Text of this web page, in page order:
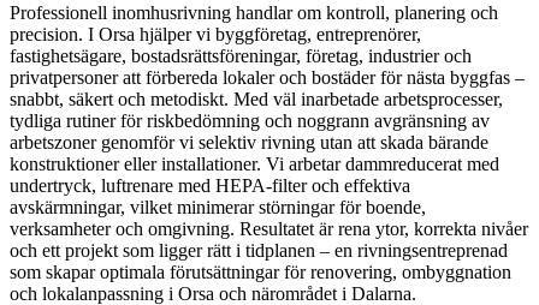
Professionell inomhusrivning handlar om kontroll, planering och
precision. I Orsa hjälper vi byggföretag, entreprenörer,
fastighetsägare, bostadsrättsföreningar, företag, industrier och
privatpersoner att förbereda lokaler och bostäder för nästa byggfas –
snabbt, säkert och metodiskt. Med väl inarbetade arbetsprocesser,
tydliga rutiner för riskbedömning och noggrann avgränsning av
arbetszoner genomför vi selektiv rivning utan att skada bärande
konstruktioner eller installationer. Vi arbetar dammreducerat med
undertryck, luftrenare med HEPA-filter och effektiva
avskärmningar, vilket minimerar störningar för boende,
verksamheter och omgivning. Resultatet är rena ytor, korrekta nivåer
och ett projekt som ligger rätt i tidplanen – en rivningsentreprenad
som skapar optimala förutsättningar för renovering, ombyggnation
och lokalanpassning i Orsa och närområdet i Dalarna.